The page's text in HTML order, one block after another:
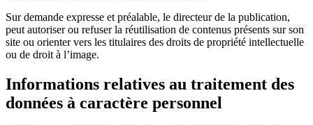
Sur demande expresse et préalable, le directeur de la publication,
peut autoriser ou refuser la réutilisation de contenus présents sur son
site ou orienter vers les titulaires des droits de propriété intellectuelle
ou de droit à l’image.
Informations relatives au traitement des
données à caractère personnel